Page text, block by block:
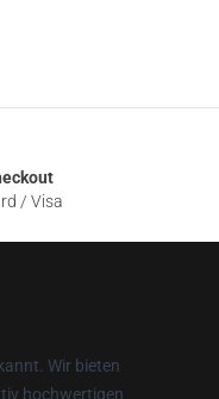
/ Visa
Wir bieten
hochwertigen